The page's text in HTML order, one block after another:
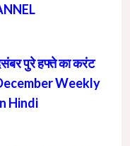
पुरे हफ्ते का करंट
Weekly
Hindi